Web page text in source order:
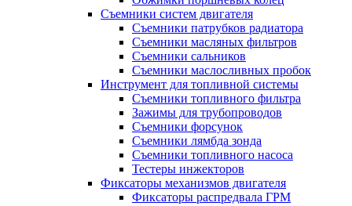
Съемники систем двигателя
Съемники патрубков радиатора
Съемники масляных фильтров
Съемники сальников
Съемники маслосливных пробок
Инструмент для топливной системы
Съемники топливного фильтра
Зажимы для трубопроводов
Съемники форсунок
Съемники лямбда зонда
Съемники топливного насоса
Тестеры инжекторов
Фиксаторы механизмов двигателя
Фиксаторы распредвала ГРМ